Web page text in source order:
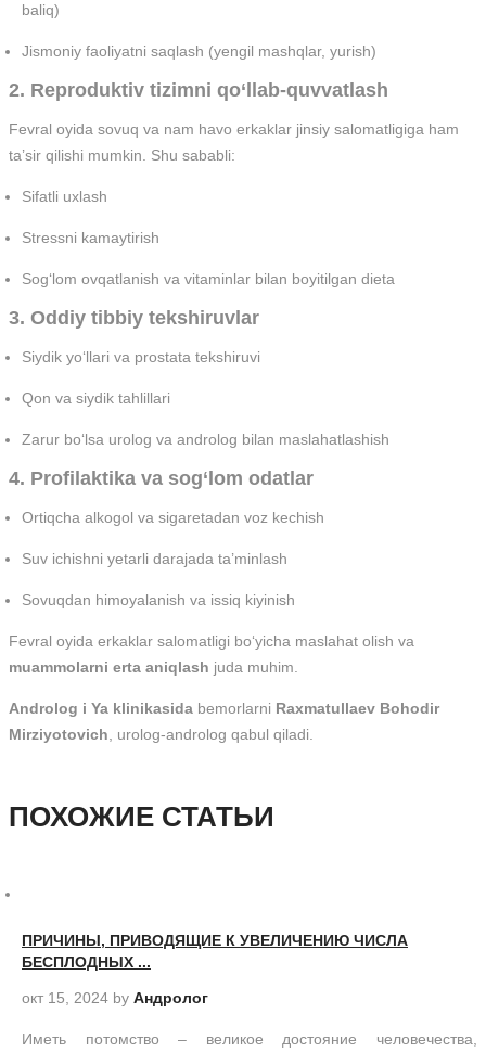
baliq)
Jismoniy faoliyatni saqlash (yengil mashqlar, yurish)
2. Reproduktiv tizimni qo‘llab-quvvatlash
Fevral oyida sovuq va nam havo erkaklar jinsiy salomatligiga ham
ta’sir qilishi mumkin. Shu sababli:
Sifatli uxlash
Stressni kamaytirish
Sog‘lom ovqatlanish va vitaminlar bilan boyitilgan dieta
3. Oddiy tibbiy tekshiruvlar
Siydik yo‘llari va prostata tekshiruvi
Qon va siydik tahlillari
Zarur bo‘lsa urolog va androlog bilan maslahatlashish
4. Profilaktika va sog‘lom odatlar
Ortiqcha alkogol va sigaretadan voz kechish
Suv ichishni yetarli darajada ta’minlash
Sovuqdan himoyalanish va issiq kiyinish
Fevral oyida erkaklar salomatligi bo‘yicha maslahat olish va
muammolarni erta aniqlash juda muhim.
Androlog i Ya klinikasida bemorlarni Raxmatullaev Bohodir
Mirziyotovich , urolog-androlog qabul qiladi.
ПОХОЖИЕ СТАТЬИ
ПРИЧИНЫ, ПРИВОДЯЩИЕ К УВЕЛИЧЕНИЮ ЧИСЛА
БЕСПЛОДНЫХ ...
окт 15, 2024 by Андролог
Иметь потомство – великое достояние человечества,